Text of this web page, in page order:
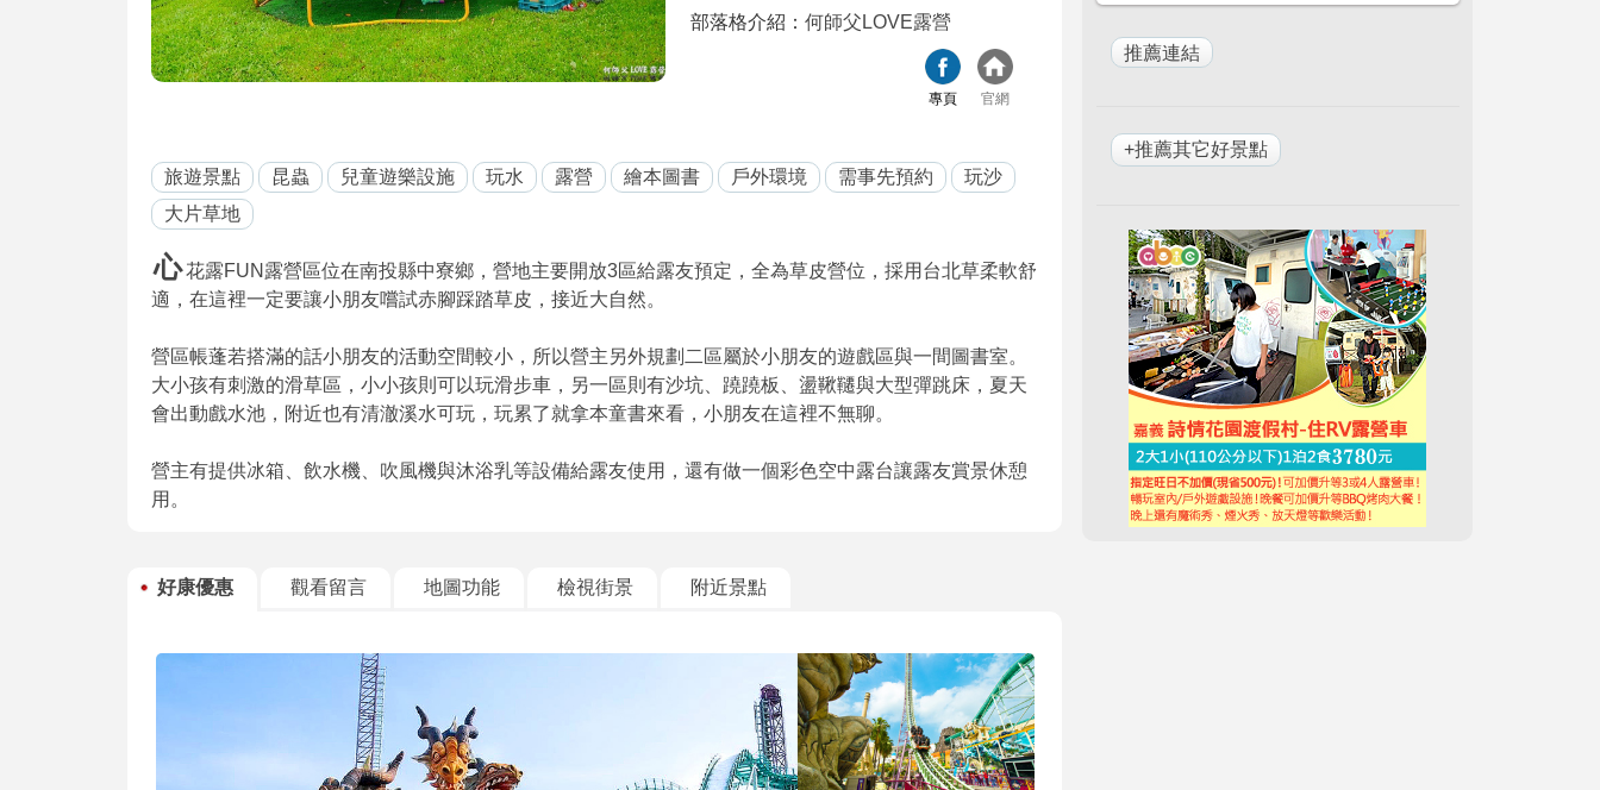
部落格介紹：何師父LOVE露營
專頁 官網
旅遊景點 昆蟲 兒童遊樂設施 玩水 露營 繪本圖書 戶外環境 需事先預約
玩沙
大片草地
心花露FUN露營區位在南投縣中寮鄉，營地主要開放3區給露友預定，全為草皮營位，採用台北草柔軟舒
適，在這裡一定要讓小朋友嚐試赤腳踩踏草皮，接近大自然。
營區帳蓬若搭滿的話小朋友的活動空間較小，所以營主另外規劃二區屬於小朋友的遊戲區與一間圖書室。
大小孩有刺激的滑草區，小小孩則可以玩滑步車，另一區則有沙坑、蹺蹺板、盪鞦韆與大型彈跳床，夏天
會出動戲水池，附近也有清澈溪水可玩，玩累了就拿本童書來看，小朋友在這裡不無聊。
營主有提供冰箱、飲水機、吹風機與沐浴乳等設備給露友使用，還有做一個彩色空中露台讓露友賞景休憩
用。
好康優惠 觀看留言 地圖功能 檢視街景 附近景點
+推薦其它好景點